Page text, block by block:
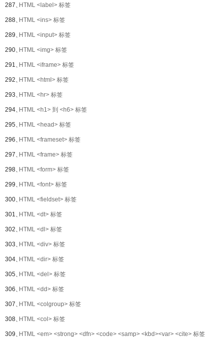
287、HTML <label> 标签
288、HTML <ins> 标签
289、HTML <input> 标签
290、HTML <img> 标签
291、HTML <iframe> 标签
292、HTML <html> 标签
293、HTML <hr> 标签
294、HTML <h1> 到 <h6> 标签
295、HTML <head> 标签
296、HTML <frameset> 标签
297、HTML <frame> 标签
298、HTML <form> 标签
299、HTML <font> 标签
300、HTML <fieldset> 标签
301、HTML <dt> 标签
302、HTML <dl> 标签
303、HTML <div> 标签
304、HTML <dir> 标签
305、HTML <del> 标签
306、HTML <dd> 标签
307、HTML <colgroup> 标签
308、HTML <col> 标签
309、HTML <em> <strong> <dfn> <code> <samp> <kbd><var> <cite> 标签